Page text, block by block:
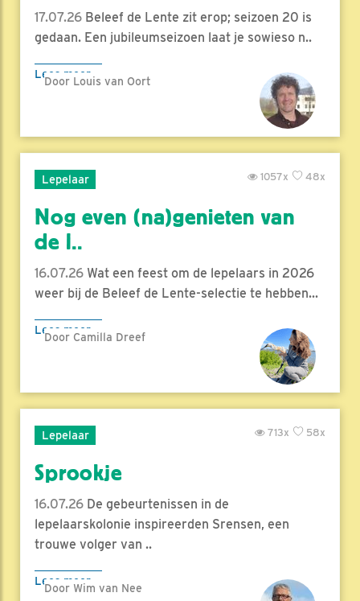
17.07.26 Beleef de Lente zit erop; seizoen 20 is
gedaan. Een jubileumseizoen laat je sowieso n..
Lees meer
Door Louis van Oort
Lepelaar 48x
1057x
Nog even (na)genieten van
de l..
16.07.26 Wat een feest om de lepelaars in 2026
weer bij de Beleef de Lente-selectie te hebben...
Lees meer
Door Camilla Dreef
Lepelaar 58x
713x
Sprookje
16.07.26 De gebeurtenissen in de
lepelaarskolonie inspireerden Srensen, een
trouwe volger van ..
Lees meer
Door Wim van Nee